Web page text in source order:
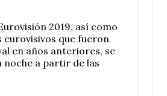
2019, así como
que fueron
en años anteriores, se
noche a partir de las